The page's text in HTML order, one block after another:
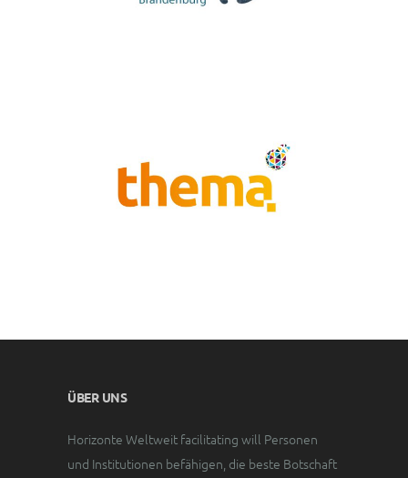
ÜBER UNS
Horizonte Weltweit facilitating will Personen
und Institutionen befähigen, die beste Botschaft